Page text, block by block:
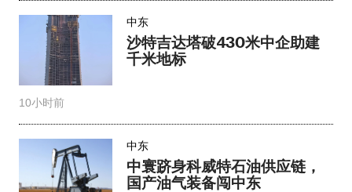
中东
沙特吉达塔破430米中企助建
千米地标
10小时前
中东
中寰跻身科威特石油供应链，
国产油气装备闯中东